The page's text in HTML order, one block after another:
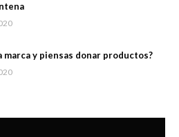
marca y piensas donar productos?